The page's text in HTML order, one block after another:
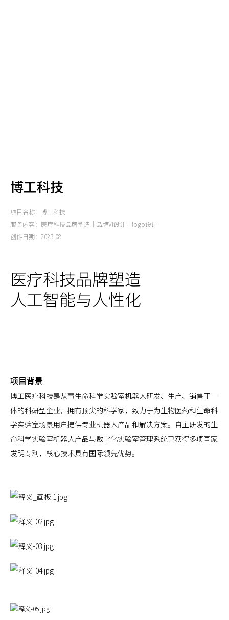
博工科技
项目名称：博工科技
服务内容：医疗科技品牌塑造｜品牌VI设计｜logo设计
创作日期：2023-08
医疗科技品牌塑造
人工智能与人性化
项目背景
博工医疗科技是从事生命科学实验室机器人研发、生产、销售于一
体的科研型企业，拥有顶尖的科学家，致力于为生物医药和生命科
学实验室场景用户提供专业机器人产品和解决方案。自主研发的生
命科学实验室机器人产品与数字化实验室管理系统已获得多项国家
发明专利，核心技术具有国际领先优势。